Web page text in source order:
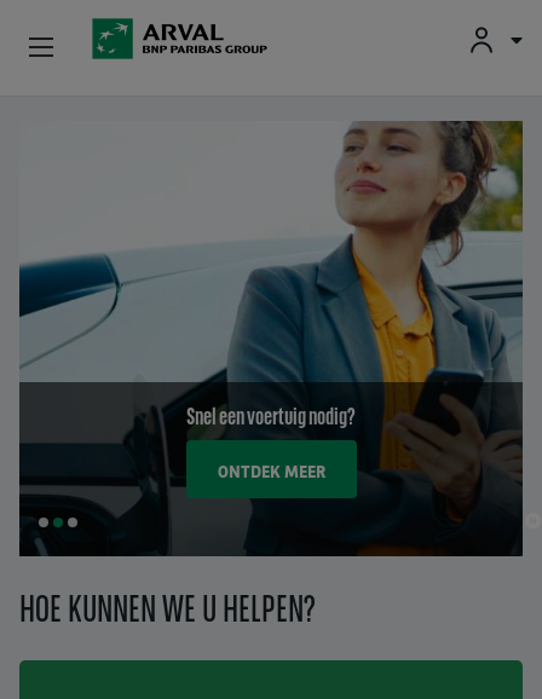
Snel een voertuig nodig?
ONTDEK MEER
SLIDE
1
SLIDE
2
SLIDE
3
HOE KUNNEN WE U HELPEN?
Tweedehands Wagens
Over Arval